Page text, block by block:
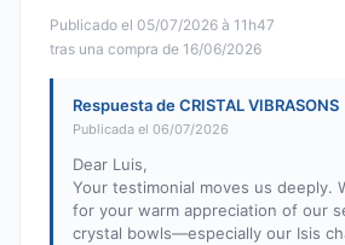
Publicado el 05/07/2026 à 11h47
tras una compra de 16/06/2026
Respuesta de CRISTAL VIBRASONS
Publicada el 06/07/2026
Dear Luis,
Your testimonial moves us deeply.
for your warm appreciation of our
crystal bowls—especially our Isis